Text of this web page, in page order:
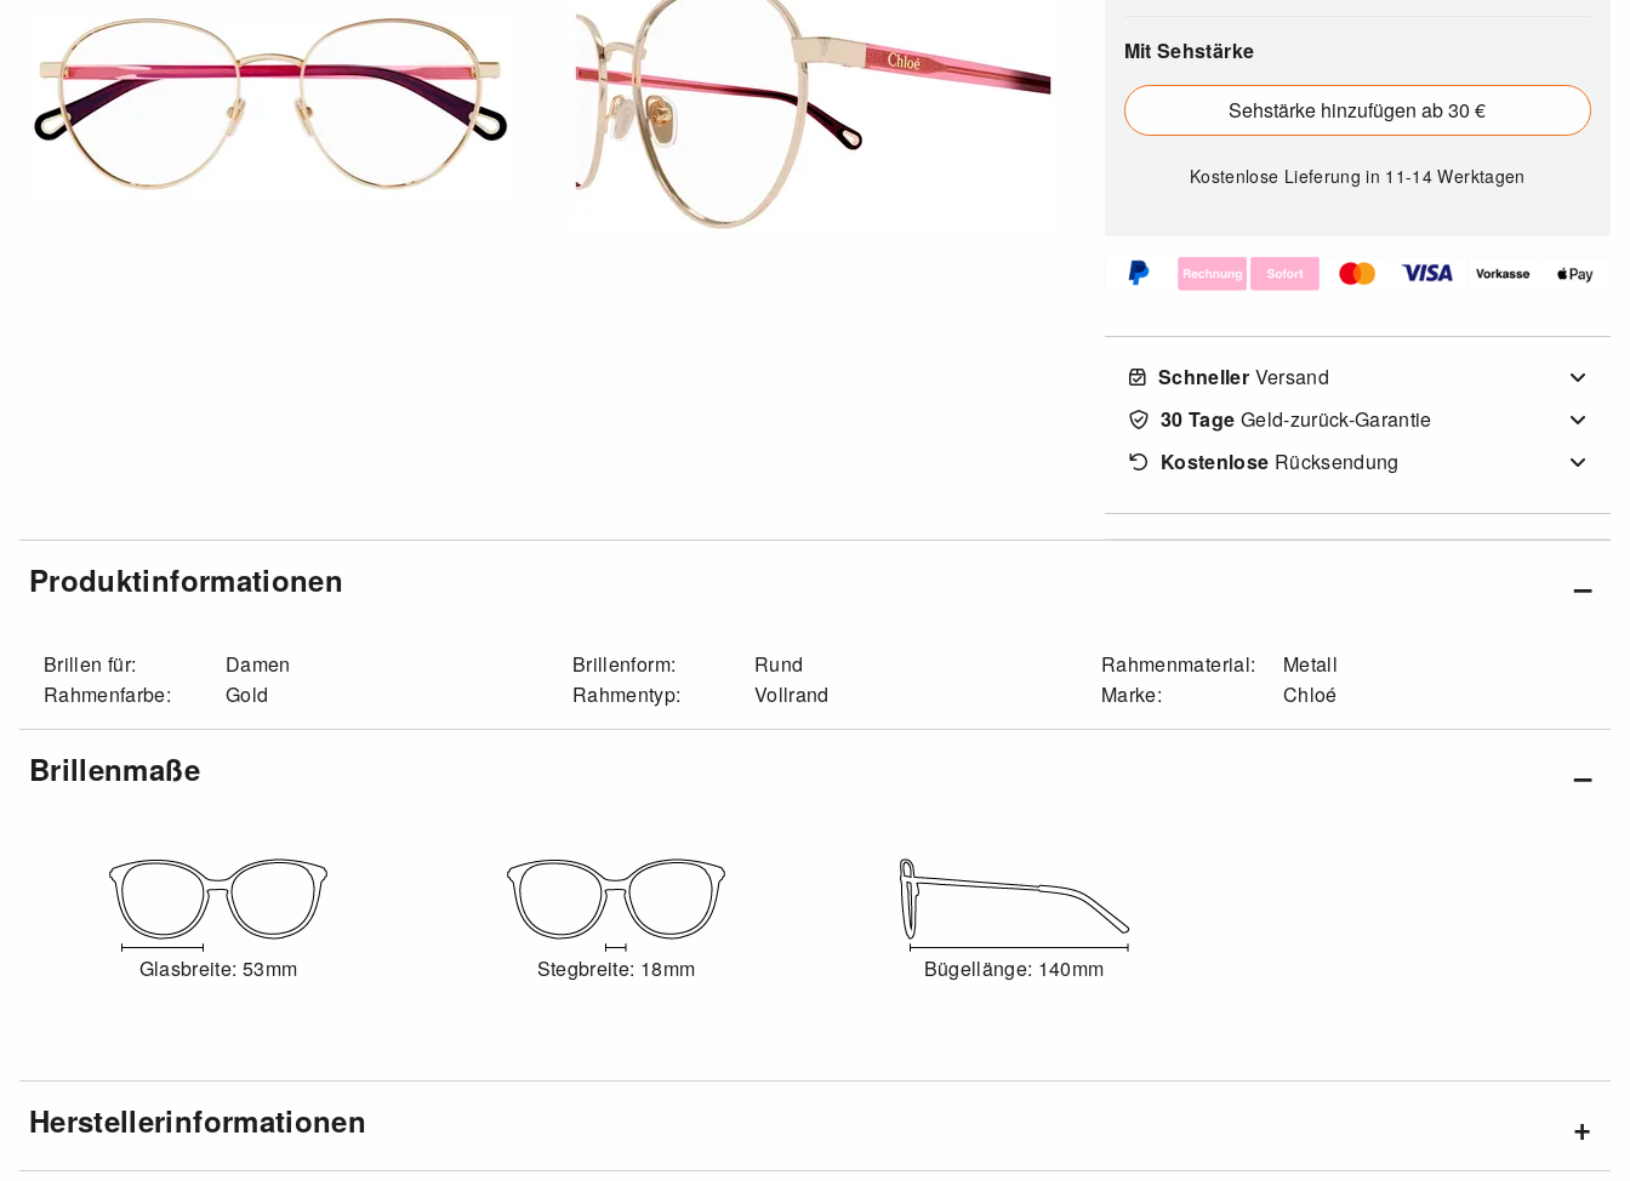
Mit Sehstärke
Sehstärke hinzufügen ab 30 €
Kostenlose Lieferungin 11-14 Werktagen
Schneller Versand
30 Tage Geld-zurück-Garantie
Kostenlose Rücksendung
Produktinformationen
Brillen für:
Damen
Rahmenfarbe:
Gold
Brillenform:
Rund
Rahmentyp:
Vollrand
Rahmenmaterial:
Metall
Marke:
Chloé
Brillenmaße
Glasbreite: 53mm Stegbreite: 18mm Bügellänge: 140mm
Herstellerinformationen